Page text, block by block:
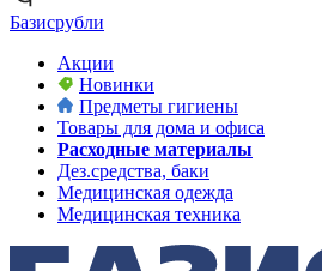
Базисрубли
Акции
Новинки
Предметы гигиены
Товары для дома и офиса
Расходные материалы
Дез.средства, баки
Медицинская одежда
Медицинская техника